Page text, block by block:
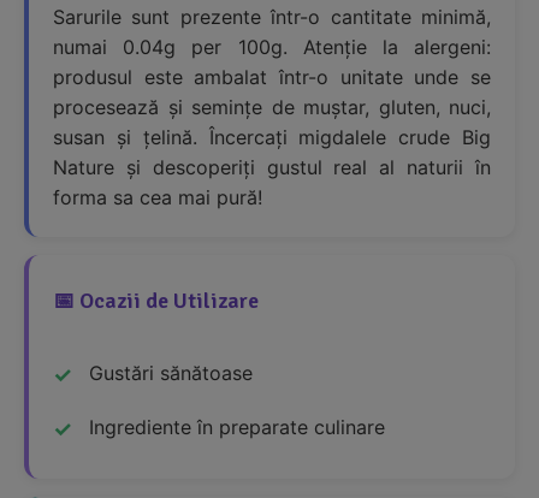
Sarurile sunt prezente într-o cantitate minimă,
numai 0.04g per 100g. Atenție la alergeni:
produsul este ambalat într-o unitate unde se
procesează și semințe de muștar, gluten, nuci,
susan și țelină. Încercați migdalele crude Big
Nature și descoperiți gustul real al naturii în
forma sa cea mai pură!
📅 Ocazii de Utilizare
Gustări sănătoase
Ingrediente în preparate culinare